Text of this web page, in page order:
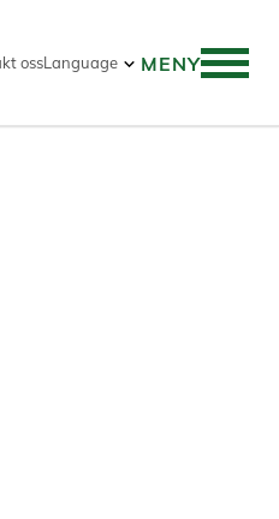
ossLanguage MENY